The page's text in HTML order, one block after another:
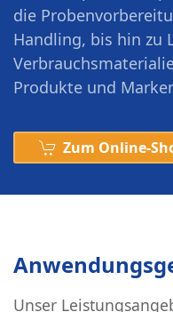
die
Handling, bis hin zu
Produkte und
Zum Online-
Unser